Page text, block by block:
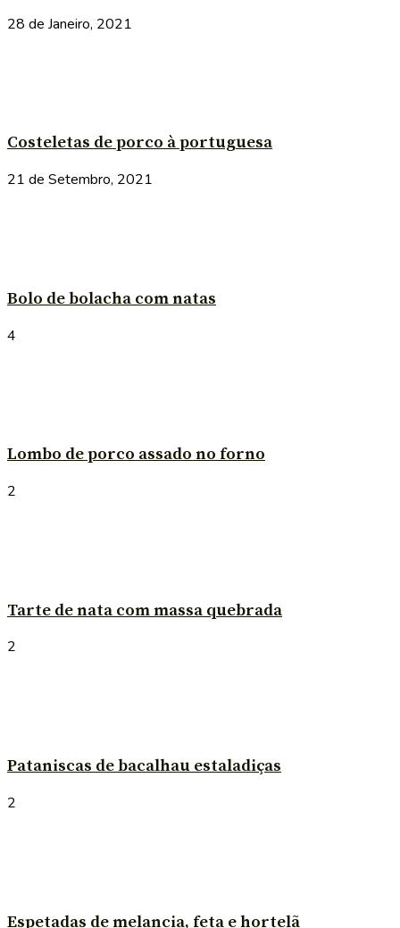
28 de Janeiro, 2021
Costeletas de porco à portuguesa
21 de Setembro, 2021
Bolo de bolacha com natas
4
Lombo de porco assado no forno
2
Tarte de nata com massa quebrada
2
Pataniscas de bacalhau estaladiças
2
Espetadas de melancia, feta e hortelã